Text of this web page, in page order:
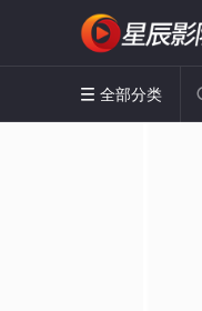
 全部分类